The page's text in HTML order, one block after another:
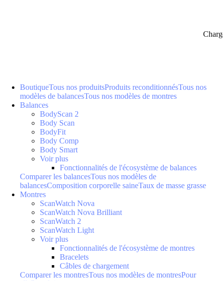
BoutiqueTous nos produitsProduits reconditionnésTous nos
modèles de balancesTous nos modèles de montres
Balances
BodyScan 2
Body Scan
BodyFit
Body Comp
Body Smart
Voir plus
Fonctionnalités de l'écosystème de balances
Comparer les balancesTous nos modèles de
balancesComposition corporelle saineTaux de masse grasse
Montres
ScanWatch Nova
ScanWatch Nova Brilliant
ScanWatch 2
ScanWatch Light
Voir plus
Fonctionnalités de l'écosystème de montres
Bracelets
Câbles de chargement
Comparer les montresTous nos modèles de montresPour